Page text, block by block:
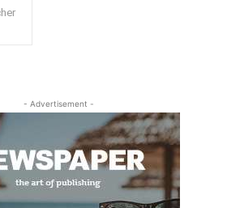
- Advertisement -